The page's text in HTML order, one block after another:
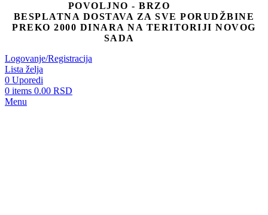
POVOLJNO - BRZO
BESPLATNA DOSTAVA ZA SVE PORUDŽBINE
PREKO 2000 DINARA NA TERITORIJI NOVOG
SADA
Logovanje/Registracija
Lista želja
0 Uporedi
0 items 0.00 RSD
Menu